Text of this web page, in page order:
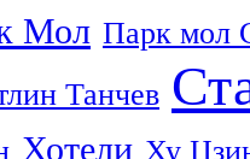
Мол Парк мол
Танчев
Хотели Ху